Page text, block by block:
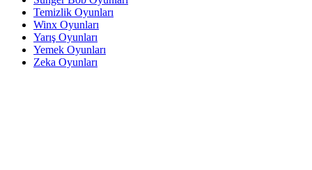
Temizlik Oyunları
Winx Oyunları
Yarış Oyunları
Yemek Oyunları
Zeka Oyunları